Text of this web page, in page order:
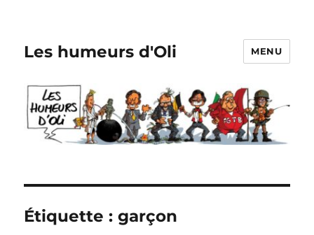
Les humeurs d'Oli MENU
Étiquette :garçon